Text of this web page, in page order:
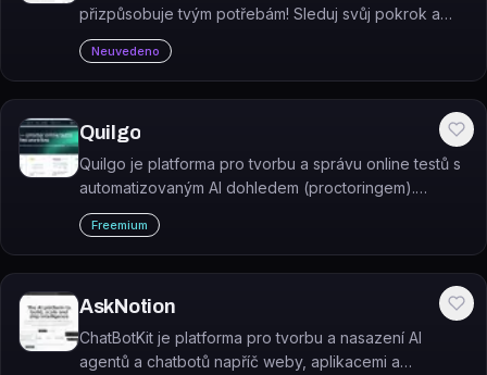
přizpůsobuje tvým potřebám! Sleduj svůj pokrok a
zlepšuj se v chatování díky naší pokročilé umělé
inteligenci. A to všechno zdarma!
Neuvedeno
Quilgo
Quilgo je platforma pro tvorbu a správu online testů s
automatizovaným AI dohledem (proctoringem).
Umožňuje neomezený počet testů a testovaných
osob s platbou pouze za souběžné využití.
Freemium
AskNotion
ChatBotKit je platforma pro tvorbu a nasazení AI
agentů a chatbotů napříč weby, aplikacemi a